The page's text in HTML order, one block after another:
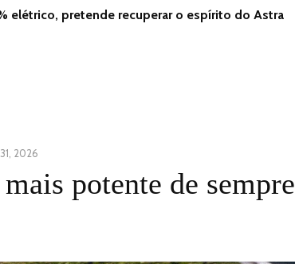
elétrico, pretende recuperar o espírito do Astra
2026
31,
2026 potente de sempre